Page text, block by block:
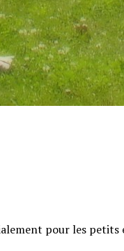
pour les